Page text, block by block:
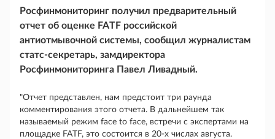
Росфинмониторинг получил предварительный
отчет об оценке FATF российской
антиотмывочной системы, сообщил журналистам
статс-секретарь, замдиректора
Росфинмониторинга Павел Ливадный.
"Отчет представлен, нам предстоит три раунда
комментирования этого отчета. В дальнейшем так
называемый режим face to face, встречи с экспертами на
площадке FATF, это состоится в 20-х числах августа.